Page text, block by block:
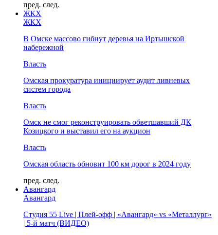
пред. след.
ЖКХ
ЖКХ
В Омске массово гибнут деревья на Иртышской
набережной
Власть
Омская прокуратура инициирует аудит ливневых
систем города
Власть
Омск не смог реконструировать обветшавший ДК
Козицкого и выставил его на аукцион
Власть
Омская область обновит 100 км дорог в 2024 году
пред. след.
Авангард
Авангард
Студия 55 Live | Плей-офф | «Авангард» vs «Металлург»
| 5-й матч (ВИДЕО)